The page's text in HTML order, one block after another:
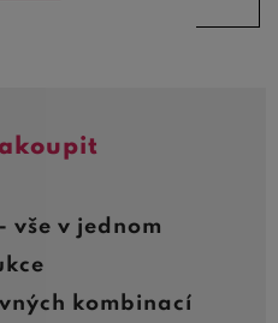
vše v jednom
kombinací